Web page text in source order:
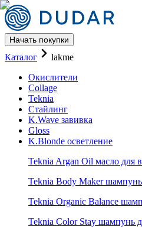
Начать покупки
Каталог
Каталог
lakme
Окислители
Collage
Teknia
Стайлинг
K.Wave завивка
Gloss
K.Blonde осветление
Teknia Argan Oil масло для
Teknia Body Maker
Teknia Organic Balance
Teknia Color Stay шампунь